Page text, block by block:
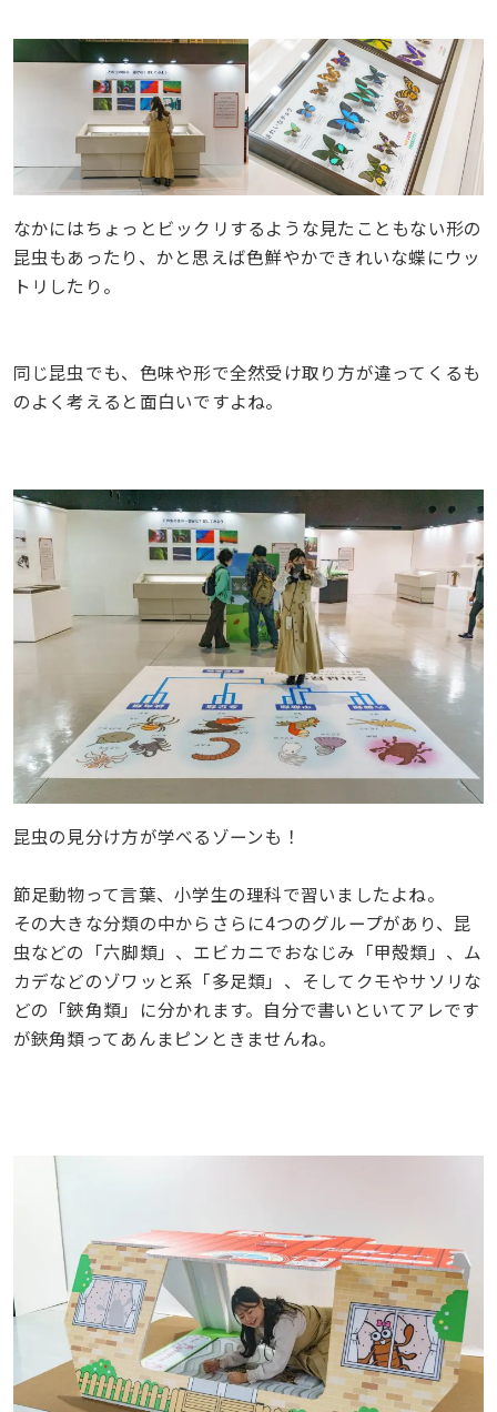
なかにはちょっとビックリするような見たこともない形の
昆虫もあったり、かと思えば色鮮やかできれいな蝶にウッ
トリしたり。
同じ昆虫でも、色味や形で全然受け取り方が違ってくるも
のよく考えると面白いですよね。
昆虫の見分け方が学べるゾーンも！
節足動物って言葉、小学生の理科で習いましたよね。
その大きな分類の中からさらに4つのグループがあり、昆
虫などの「六脚類」、エビカニでおなじみ「甲殻類」、ム
カデなどのゾワッと系「多足類」、そしてクモやサソリな
どの「鋏角類」に分かれます。自分で書いといてアレです
が鋏角類ってあんまピンときませんね。